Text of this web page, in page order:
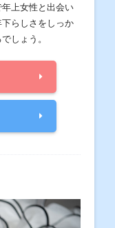
上女性と出会い
らしさをしっか
しょう。